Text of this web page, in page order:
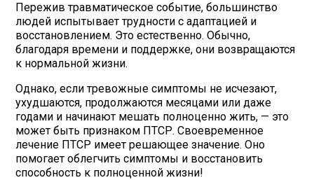
Пережив травматическое событие, большинство
людей испытывает трудности с адаптацией и
восстановлением. Это естественно. Обычно,
благодаря времени и поддержке, они возвращаются
к нормальной жизни.
Однако, если тревожные симптомы не исчезают,
ухудшаются, продолжаются месяцами или даже
годами и начинают мешать полноценно жить, — это
может быть признаком ПТСР. Своевременное
лечение ПТСР имеет решающее значение. Оно
помогает облегчить симптомы и восстановить
способность к полноценной жизни!